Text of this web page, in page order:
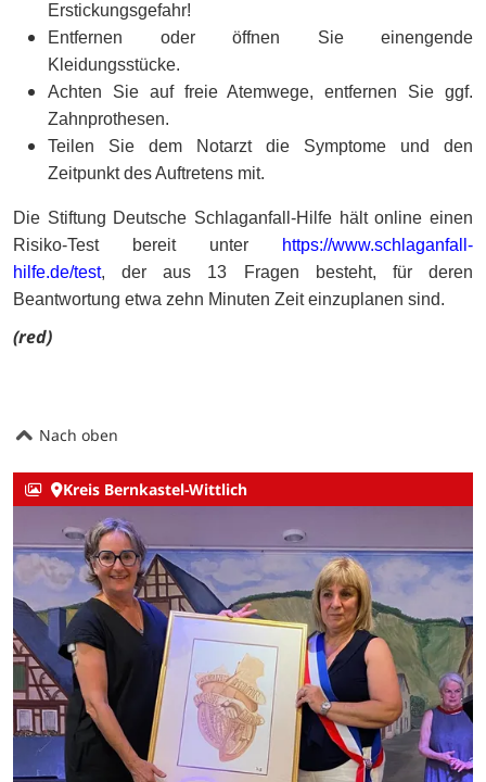
Erstickungsgefahr!
Entfernen oder öffnen Sie einengende
Kleidungsstücke.
Achten Sie auf freie Atemwege, entfernen Sie ggf.
Zahnprothesen.
Teilen Sie dem Notarzt die Symptome und den
Zeitpunkt des Auftretens mit.
Die Stiftung Deutsche Schlaganfall-Hilfe hält online einen
Risiko-Test bereit unter
https://www.schlaganfall-
hilfe.de/test, der aus 13 Fragen besteht, für deren
Beantwortung etwa zehn Minuten Zeit einzuplanen sind.
(red)
Nach oben
Kreis Bernkastel-Wittlich